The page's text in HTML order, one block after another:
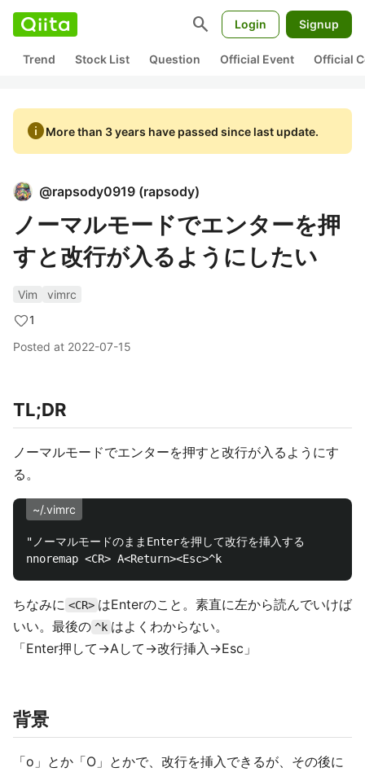
search Login Signup
Trend Stock List Question Official Event Official
infoMore than 3 years have passed since last update.
@rapsody0919 (rapsody)
ノーマルモードでエンターを押
すと改行が入るようにしたい
Vim
vimrc
1
Posted at 2022-07-15
TL;DR
ノーマルモードでエンターを押すと改行が入るようにす
る。
~/.vimrc
"ノーマルモードのままEnterを押して改行を挿入する
ちなみに <CR> はEnterのこと。素直に左から読んでいけば
いい。最後の ^k はよくわからない。
「Enter押して→Aして→改行挿入→Esc」
背景
「o」とか「O」とかで、改行を挿入できるが、その後に